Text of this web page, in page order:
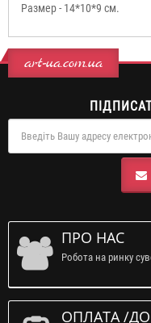
Размер - 14*10*9 см.
art-ua.com.ua
ПРО НАС
Робота на ринку
ОПЛАТА /